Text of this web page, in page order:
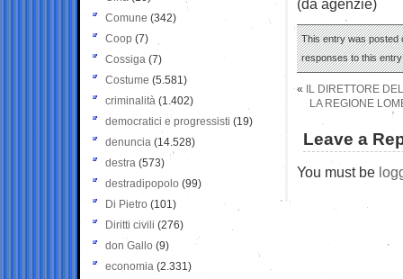
(da agenzie)
This entry was posted
responses to this
«
IL DIRETTORE
LA REGIONE
Leave a
You must be
Comune (342)
Coop (7)
Cossiga (7)
Costume (5.581)
criminalità (1.402)
democratici e progressisti (19)
denuncia (14.528)
destra (573)
destradipopolo (99)
Di Pietro (101)
Diritti civili (276)
don Gallo (9)
economia (2.331)